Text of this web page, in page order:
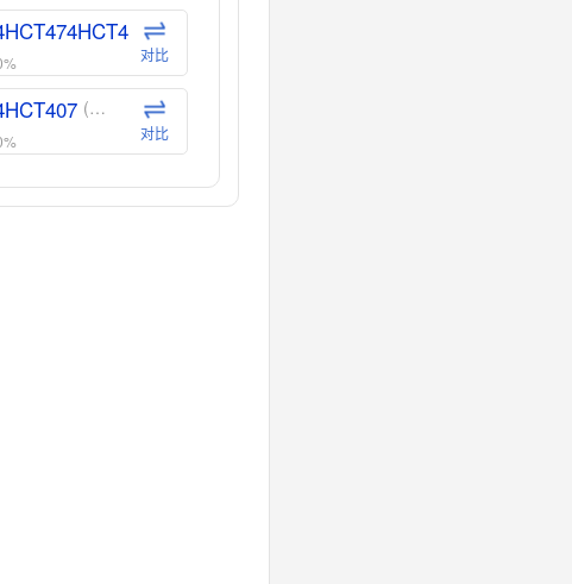
(德州仪器-TI)
对比
(德州仪器-TI)
对比
(德州仪器-TI)
对比